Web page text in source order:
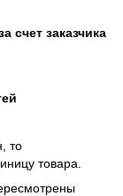
счет заказчика
то
товара.